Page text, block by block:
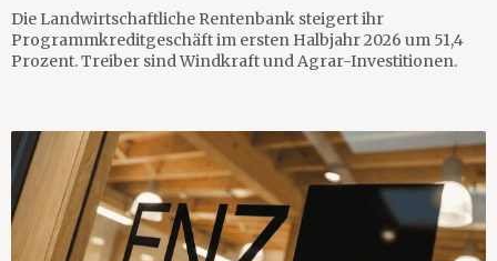
Die Landwirtschaftliche Rentenbank steigert ihr
Programmkreditgeschäft im ersten Halbjahr 2026 um 51,4
Prozent. Treiber sind Windkraft und Agrar-Investitionen.